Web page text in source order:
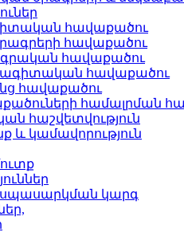
հավաքածու
հավաքածու
հավաքածու
հավաքածու
հավաքածու
համալրման
հաշվետվություն
և կամավորություն
սպասարկման կարգ